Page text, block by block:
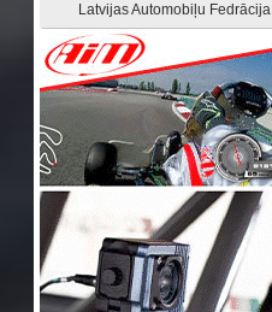
Latvijas Automobiļu Fedrācija